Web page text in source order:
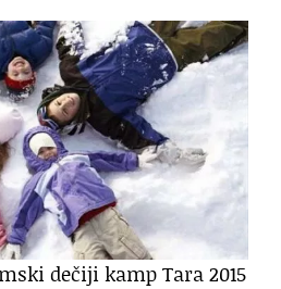
dečiji kamp Tara 2015